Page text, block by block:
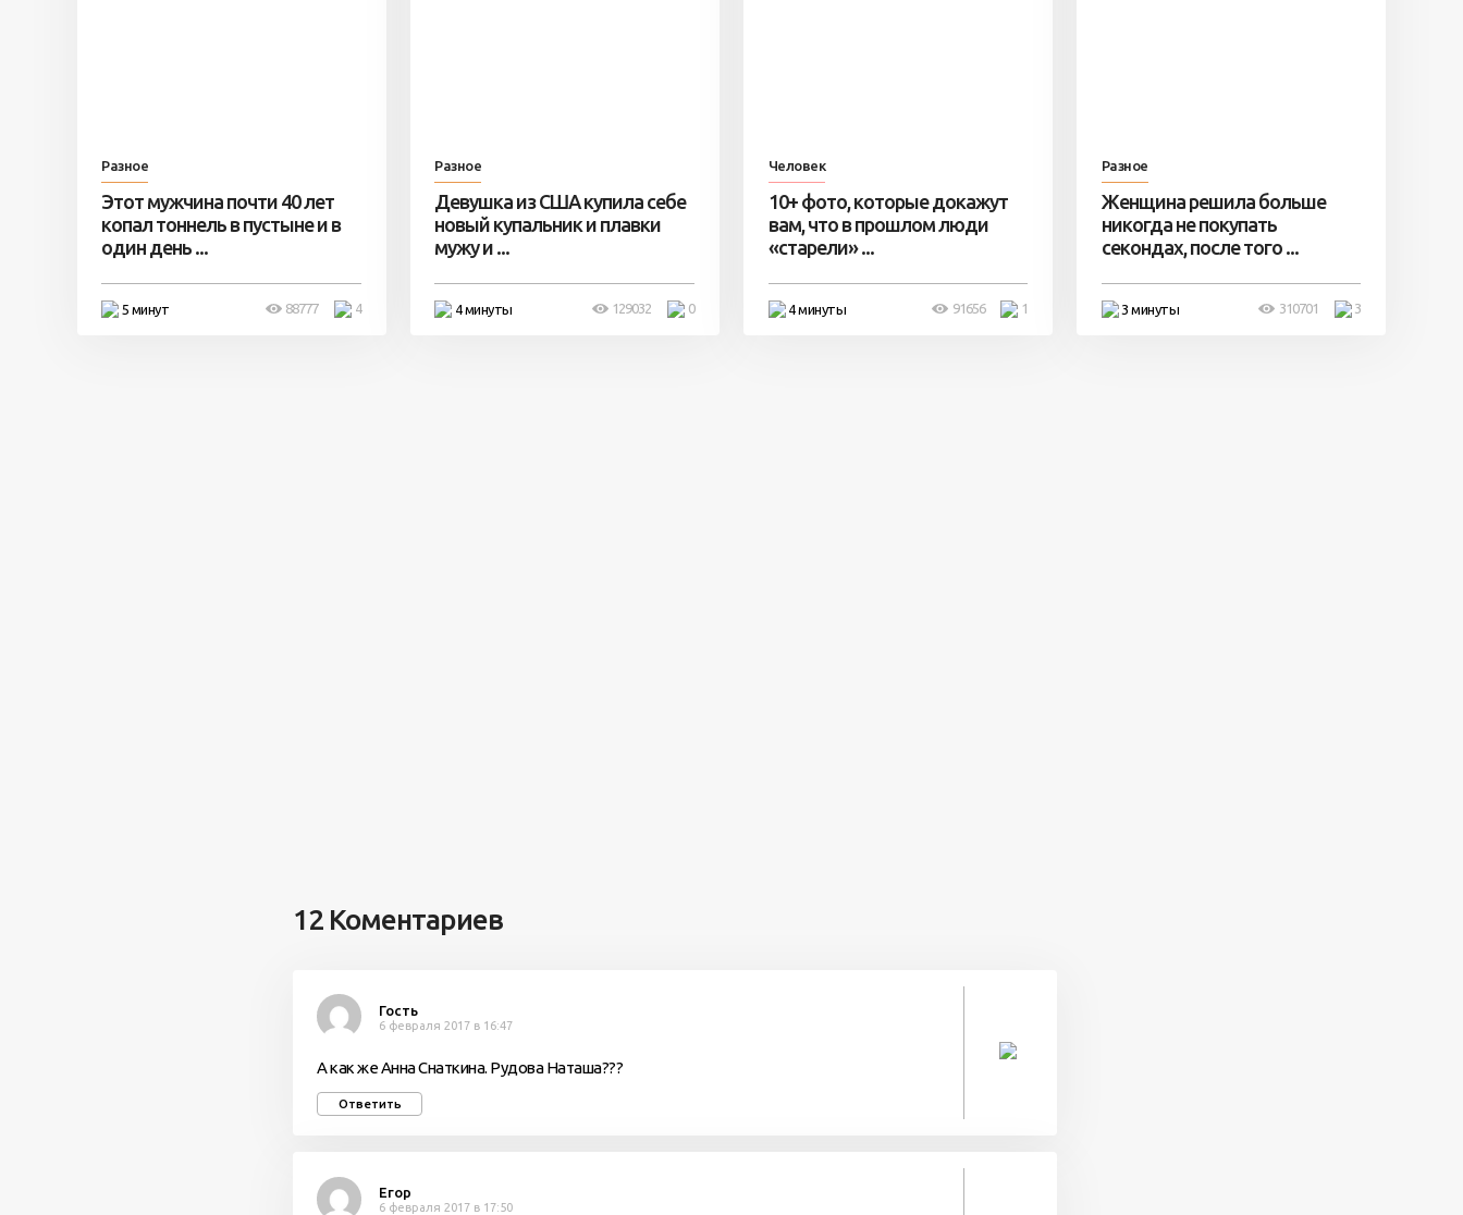
Разное
Этот мужчина почти 40 лет
копал тоннель в пустыне и в
один день ...
5 минут 4
88777
Разное
Девушка из США купила себе
новый купальник и плавки
мужу и ...
4 минуты 0
129032
Человек
10+ фото, которые докажут
вам, что в прошлом люди
«старели» ...
4 минуты 1
91656
Разное
Женщина решила больше
никогда не покупать
секондах, после того ...
3 минуты 3
310701
12 Коментариев
Гость
6 февраля 2017 в 16:47
А как же Анна Снаткина. Рудова Наташа???
Ответить
Егор
6 февраля 2017 в 17:50